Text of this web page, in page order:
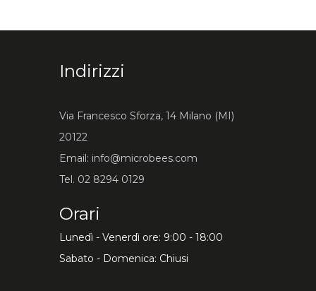
Indirizzi
Via Francesco Sforza, 14 Milano (MI)
20122
Email: info@microbees.com
Tel. 02 8294 0129
Orari
Lunedì - Venerdì ore: 9:00 - 18:00
Sabato - Domenica: Chiusi